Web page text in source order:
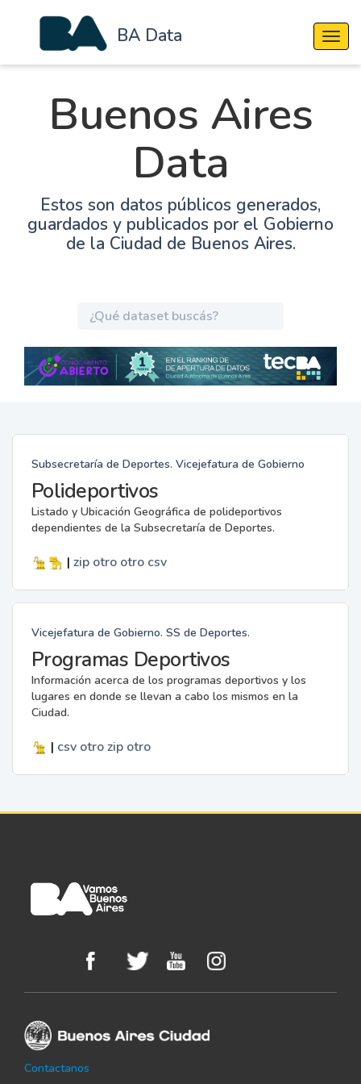
BA Data
Buenos Aires
Data
Estos son datos públicos generados,
guardados y publicados por el Gobierno
de la Ciudad de Buenos Aires.
Subsecretaría de Deportes. Vicejefatura de Gobierno
Polideportivos
Listado y Ubicación Geográfica de polideportivos
dependientes de la Subsecretaría de Deportes.
| zip otro otro csv
Vicejefatura de Gobierno. SS de Deportes.
Programas Deportivos
Información acerca de los programas deportivos y los
lugares en donde se llevan a cabo los mismos en la
Ciudad.
| csv otro zip otro
Contactanos